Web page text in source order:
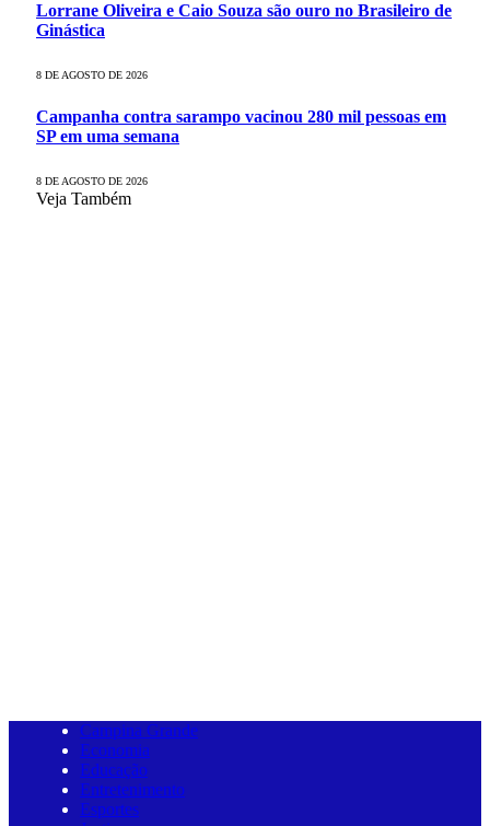
Lorrane Oliveira e Caio Souza são ouro no Brasileiro de
Ginástica
8 DE AGOSTO DE 2026
Campanha contra sarampo vacinou 280 mil pessoas em
SP em uma semana
8 DE AGOSTO DE 2026
Veja Também
Campina Grande
Economia
Educação
Entretenimento
Esportes